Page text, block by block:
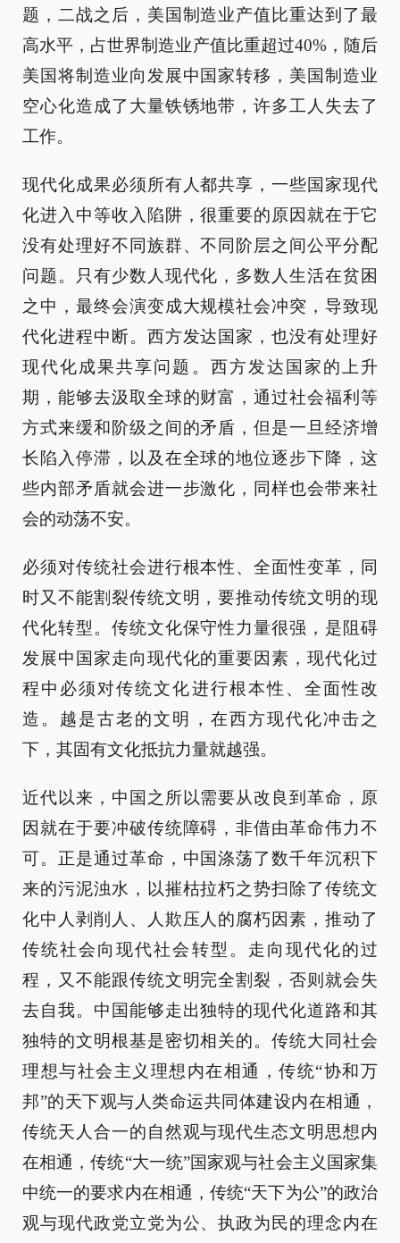
题，二战之后，美国制造业产值比重达到了最
高水平，占世界制造业产值比重超过40%，随后
美国将制造业向发展中国家转移，美国制造业
空心化造成了大量铁锈地带，许多工人失去了
工作。
现代化成果必须所有人都共享，一些国家现代
化进入中等收入陷阱，很重要的原因就在于它
没有处理好不同族群、不同阶层之间公平分配
问题。只有少数人现代化，多数人生活在贫困
之中，最终会演变成大规模社会冲突，导致现
代化进程中断。西方发达国家，也没有处理好
现代化成果共享问题。西方发达国家的上升
期，能够去汲取全球的财富，通过社会福利等
方式来缓和阶级之间的矛盾，但是一旦经济增
长陷入停滞，以及在全球的地位逐步下降，这
些内部矛盾就会进一步激化，同样也会带来社
会的动荡不安。
必须对传统社会进行根本性、全面性变革，同
时又不能割裂传统文明，要推动传统文明的现
代化转型。传统文化保守性力量很强，是阻碍
发展中国家走向现代化的重要因素，现代化过
程中必须对传统文化进行根本性、全面性改
造。越是古老的文明，在西方现代化冲击之
下，其固有文化抵抗力量就越强。
近代以来，中国之所以需要从改良到革命，原
因就在于要冲破传统障碍，非借由革命伟力不
可。正是通过革命，中国涤荡了数千年沉积下
来的污泥浊水，以摧枯拉朽之势扫除了传统文
化中人剥削人、人欺压人的腐朽因素，推动了
传统社会向现代社会转型。走向现代化的过
程，又不能跟传统文明完全割裂，否则就会失
去自我。中国能够走出独特的现代化道路和其
独特的文明根基是密切相关的。传统大同社会
理想与社会主义理想内在相通，传统“协和万
邦”的天下观与人类命运共同体建设内在相通，
传统天人合一的自然观与现代生态文明思想内
在相通，传统“大一统”国家观与社会主义国家集
中统一的要求内在相通，传统“天下为公”的政治
观与现代政党立党为公、执政为民的理念内在